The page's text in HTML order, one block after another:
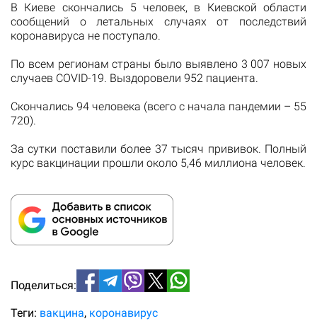
В Киеве скончались 5 человек, в Киевской области
сообщений о летальных случаях от последствий
коронавируса не поступало.
По всем регионам страны было выявлено 3 007 новых
случаев COVID-19. Выздоровели 952 пациента.
Скончались 94 человека (всего с начала пандемии – 55
720).
За сутки поставили более 37 тысяч прививок. Полный
курс вакцинации прошли около 5,46 миллиона человек.
Поделиться:
Теги: вакцина коронавирус